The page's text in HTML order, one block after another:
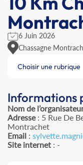
6 Juin 2026
Chassagne
Choisir une rubrique
Informations
Nom de
Adresse: 5 Rue De
Montrachet
Email :
Site internet : -